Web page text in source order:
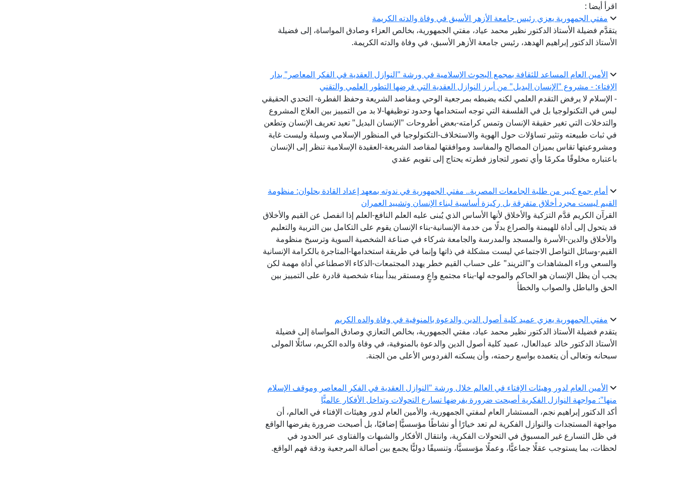
اقرأ أيضا :
مفتي الجمهورية يعزي رئيس جامعة الأزهر الأسبق في وفاة والدته الكريمة
يتقدَّم فضيلة الأستاذ الدكتور نظير محمد عياد، مفتي الجمهورية، بخالص العزاء وصادق المواساة، إلى فضيلة
الأستاذ الدكتور إبراهيم الهدهد، رئيس جامعة الأزهر الأسبق، في وفاة والدته الكريمة.
الأمين العام المساعد للثقافة بمجمع البحوث الإسلامية في ورشة "النوازل العقدية في الفكر المعاصر" بدار
الإفتاء: - مشروع "الإنسان البديل" من أبرز النوازل العقدية التي فرضها التطور العلمي والتقني
- الإسلام لا يرفض التقدم العلمي لكنه يضبطه بمرجعية الوحي ومقاصد الشريعة وحفظ الفطرة- التحدي الحقيقي
ليس في التكنولوجيا بل في الفلسفة التي توجه استخدامها وحدود توظيفها-لا بد من التمييز بين العلاج المشروع
والتدخلات التي تغير حقيقة الإنسان وتمس كرامته-بعض أطروحات "الإنسان البديل" تعيد تعريف الإنسان وتطعن
في ثبات طبيعته وتثير تساؤلات حول الهوية والاستخلاف-التكنولوجيا في المنظور الإسلامي وسيلة وليست غاية
ومشروعيتها تقاس بميزان المصالح والمفاسد وموافقتها لمقاصد الشريعة-العقيدة الإسلامية تنظر إلى الإنسان
باعتباره مخلوقًا مكرمًا وأي تصور لتجاوز فطرته يحتاج إلى تقويم عقدي
أمام جمع كبير من طلبة الجامعات المصرية.. مفتي الجمهورية في ندوته بمعهد إعداد القادة بحلوان: منظومة
القيم ليست مجرد أخلاق متفرقة بل ركيزة أساسية لبناء الإنسان وتشييد العمران
القرآن الكريم قدَّم التزكية والأخلاق لأنها الأساس الذي يُبنى عليه العلم النافع-العلم إذا انفصل عن القيم والأخلاق
قد يتحول إلى أداة للهيمنة والصراع بدلًا من خدمة الإنسانية-بناء الإنسان يقوم على التكامل بين التربية والتعليم
والأخلاق والدين-الأسرة والمسجد والمدرسة والجامعة شركاء في صناعة الشخصية السوية وترسيخ منظومة
القيم-وسائل التواصل الاجتماعي ليست مشكلة في ذاتها وإنما في طريقة استخدامها-المتاجرة بالكرامة الإنسانية
والسعي وراء المشاهدات و"التريند" على حساب القيم خطر يهدد المجتمعات-الذكاء الاصطناعي أداة مهمة لكن
يجب أن يظل الإنسان هو الحاكم والموجه لها-بناء مجتمع واعٍ ومستقر يبدأ ببناء شخصية قادرة على التمييز بين
الحق والباطل والصواب والخطأ
مفتي الجمهورية يعزي عميد كلية أصول الدين والدعوة بالمنوفية في وفاة والده الكريم
يتقدم فضيلة الأستاذ الدكتور نظير محمد عياد، مفتي الجمهورية، بخالص التعازي وصادق المواساة إلى فضيلة
الأستاذ الدكتور خالد عبدالعال، عميد كلية أصول الدين والدعوة بالمنوفية، في وفاة والده الكريم، سائلًا المولى
سبحانه وتعالى أن يتغمده بواسع رحمته، وأن يسكنه الفردوس الأعلى من الجنة.
الأمين العام لدور وهيئات الإفتاء في العالم خلال ورشة "النوازل العقدية في الفكر المعاصر وموقف الإسلام
منها": مواجهة النوازل الفكرية أصبحت ضرورة يفرضها تسارع التحولات وتداخل الأفكار عالميًّا
أكد الدكتور إبراهيم نجم، المستشار العام لمفتي الجمهورية، والأمين العام لدور وهيئات الإفتاء في العالم، أن
مواجهة المستجدات والنوازل الفكرية لم تعد خيارًا أو نشاطًا مؤسسيًّا إضافيًا، بل أصبحت ضرورة يفرضها الواقع
في ظل التسارع غير المسبوق في التحولات الفكرية، وانتقال الأفكار والشبهات والفتاوى عبر الحدود في
لحظات، بما يستوجب عقلًا جماعيًّا، وعملًا مؤسسيًّا، وتنسيقًا دوليًّا يجمع بين أصالة المرجعية ودقة فهم الواقع.